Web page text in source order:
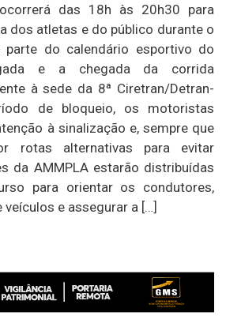
das 18h às 20h30 para
dos atletas e do público durante o
do calendário esportivo do
e a chegada da corrida
à sede da 8ª Ciretran/Detran-
de bloqueio, os motoristas
à sinalização e, sempre que
rotas alternativas para evitar
da AMMPLA estarão distribuídas
para orientar os condutores,
e assegurar a […]